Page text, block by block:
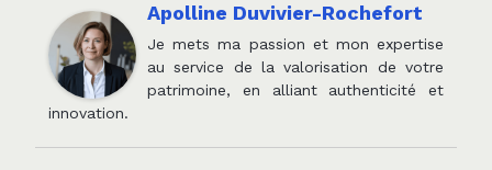
Apolline Duvivier-Rochefort
Je mets ma passion et mon expertise
au service de la valorisation de votre
patrimoine, en alliant authenticité et
innovation.